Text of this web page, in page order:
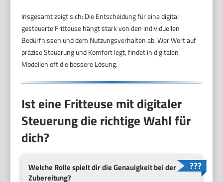
Insgesamt zeigt sich: Die Entscheidung für eine digital
gesteuerte Fritteuse hängt stark von den individuellen
Bedürfnissen und dem Nutzungsverhalten ab. Wer Wert auf
präzise Steuerung und Komfort legt, findet in digitalen
Modellen oft die bessere Lösung.
Ist eine Fritteuse mit digitaler
Steuerung die richtige Wahl für
dich?
Welche Rolle spielt dir die Genauigkeit bei der
Zubereitung?